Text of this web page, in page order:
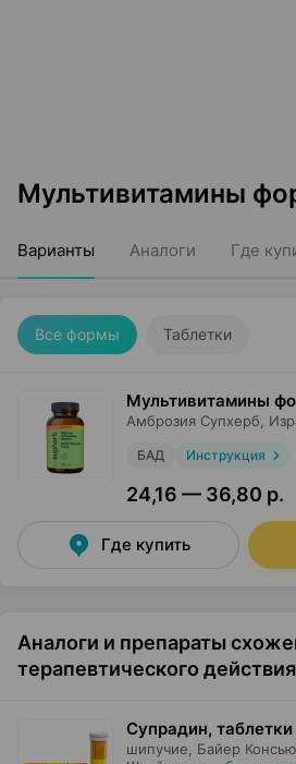
Мультивитамины
Варианты Аналоги Где
Все формы Таблетки
Мультивитамины
Амброзия Супхерб ,
БАД Инструкция
24,16 — 36,80 р.
Где купить
Аналоги и препараты
терапевтического действия
Супрадин, таблетки
шипучие, Байер